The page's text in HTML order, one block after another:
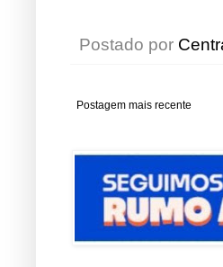
Postado por
Postagem mais recente